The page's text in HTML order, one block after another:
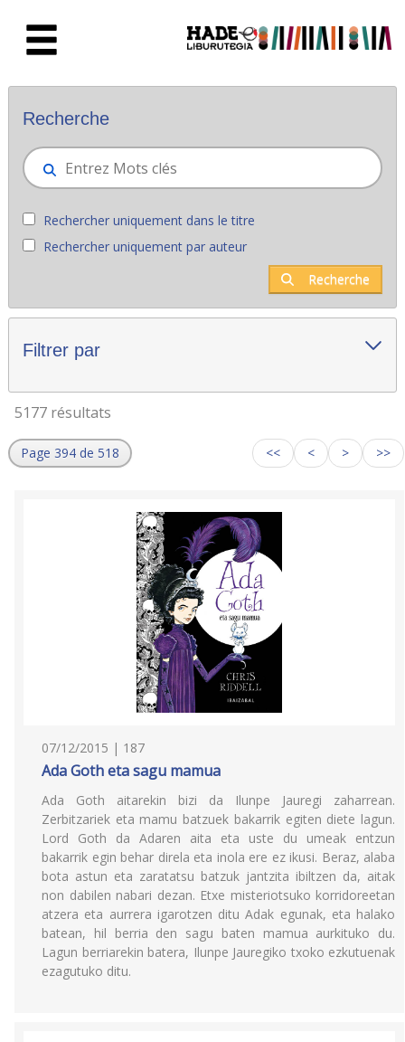
Nouveaux livres - Liburutegia
Recherche
Rechercher uniquement dans le titre
Rechercher uniquement par auteur
Recherche
Filtrer par
5177 résultats
Page 394 de 518 << < > >>
07/12/2015 | 187
Ada Goth eta sagu mamua
Ada Goth aitarekin bizi da Ilunpe Jauregi zaharrean.
Zerbitzariek eta mamu batzuek bakarrik egiten diete lagun.
Lord Goth da Adaren aita eta uste du umeak entzun
bakarrik egin behar direla eta inola ere ez ikusi. Beraz, alaba
bota astun eta zaratatsu batzuk jantzita ibiltzen da, aitak
non dabilen nabari dezan. Etxe misteriotsuko korridoreetan
atzera eta aurrera igarotzen ditu Adak egunak, eta halako
batean, hil berria den sagu baten mamua aurkituko du.
Lagun berriarekin batera, Ilunpe Jauregiko txoko ezkutuenak
ezagutuko ditu.